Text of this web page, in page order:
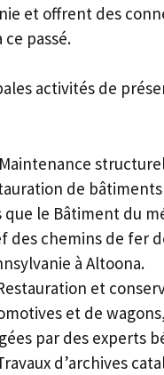
et offrent des
passé.
activités de
de
que le Bâtiment du
des chemins de fer
à Altoona.
et
et de
par des experts
d’archives